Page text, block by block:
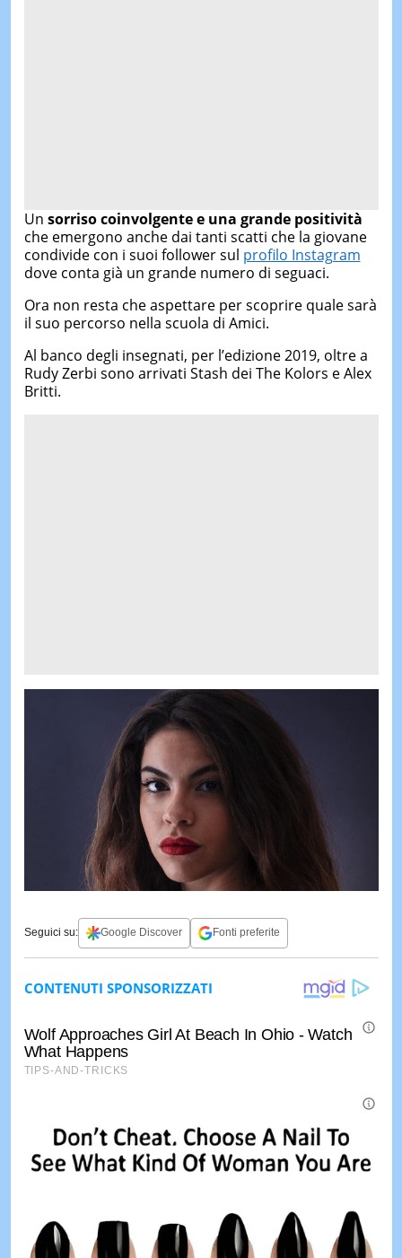
Un sorriso coinvolgente e una grande positività
che emergono anche dai tanti scatti che la giovane
condivide con i suoi follower sul profilo Instagram
dove conta già un grande numero di seguaci.
Ora non resta che aspettare per scoprire quale sarà
il suo percorso nella scuola di Amici.
Al banco degli insegnati, per l’edizione 2019, oltre a
Rudy Zerbi sono arrivati Stash dei The Kolors e Alex
Britti.
Seguici su: Google Discover Fonti preferite